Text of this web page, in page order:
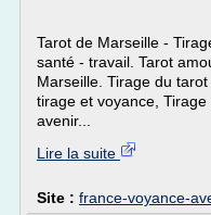
Tarot de Marseille -
santé - travail. Tarot
Marseille. Tirage du
tirage et voyance,
avenir...
Lire la suite
Site : france-voyance-